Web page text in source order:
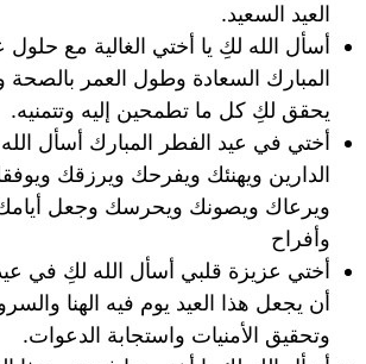
العيد السعيد.
أسأل الله لكِ يا أختي الغالية مع حلول
المبارك السعادة وطول العمر بالصحة
يحقق لكِ كل ما تطمحين إليه وتتمنيه.
أختي في عيد الفطر المبارك أسأل
الدارين ويهنئك ويفرحك ويرزقك
ويرعاك ويصونك ويحرسك وجعل أيامك
وأفراح
أختي عزيزة قلبي أسأل الله لكِ في
أن يجعل هذا العيد يوم فيه الهنا
وتحقيق الأمنيات واستجابة الدعوات.